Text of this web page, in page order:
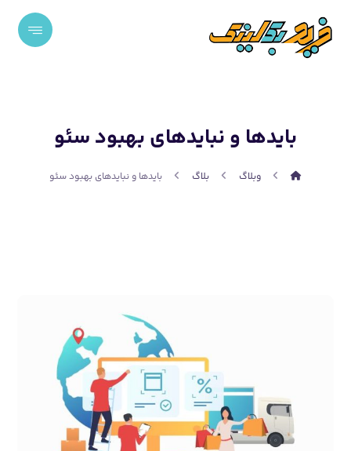
بایدها و نبایدهای بهبود سئو
وبلاگ بلاگ بایدها و نبایدهای بهبود سئو